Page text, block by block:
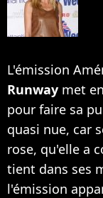
L'émission
Runway met
pour faire sa
quasi nue, car
rose, qu'elle a
tient dans ses
l'émission